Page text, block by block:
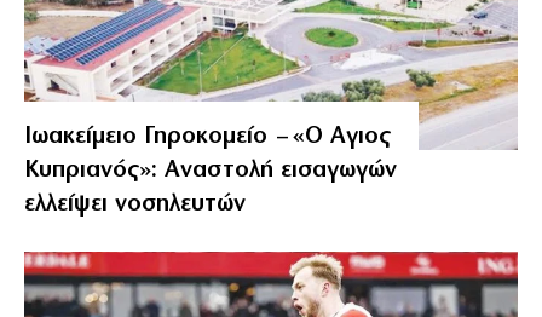
Ιωακείμειο Γηροκομείο – «Ο Αγιος
Κυπριανός»: Αναστολή εισαγωγών
ελλείψει νοσηλευτών